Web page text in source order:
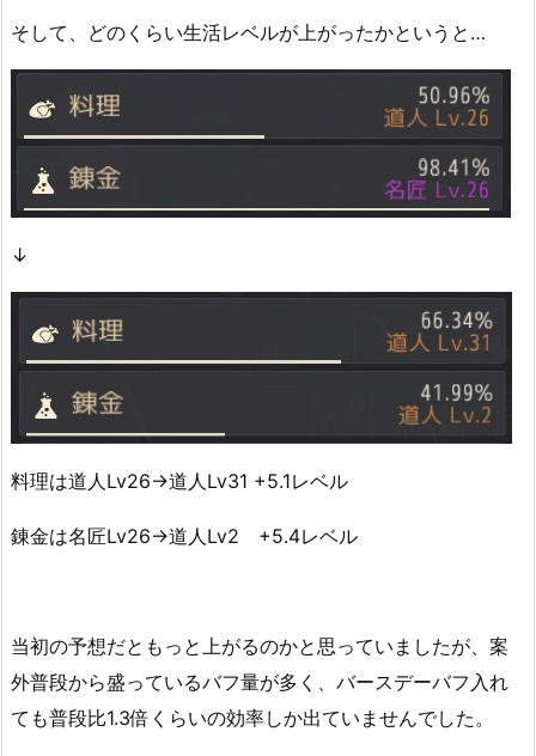
そして、どのくらい生活レベルが上がったかというと…
↓
料理は道人Lv26→道人Lv31 +5.1レベル
錬金は名匠Lv26→道人Lv2 +5.4レベル
当初の予想だともっと上がるのかと思っていましたが、案
外普段から盛っているバフ量が多く、バースデーバフ入れ
ても普段比1.3倍くらいの効率しか出ていませんでした。